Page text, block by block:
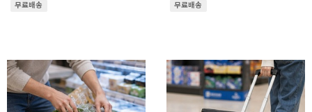
무료배송 무료배송